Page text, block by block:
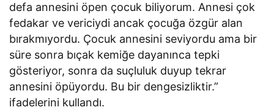
defa annesini öpen çocuk biliyorum. Annesi çok
fedakar ve vericiydi ancak çocuğa özgür alan
bırakmıyordu. Çocuk annesini seviyordu ama bir
süre sonra bıçak kemiğe dayanınca tepki
gösteriyor, sonra da suçluluk duyup tekrar
annesini öpüyordu. Bu bir dengesizliktir.”
ifadelerini kullandı.